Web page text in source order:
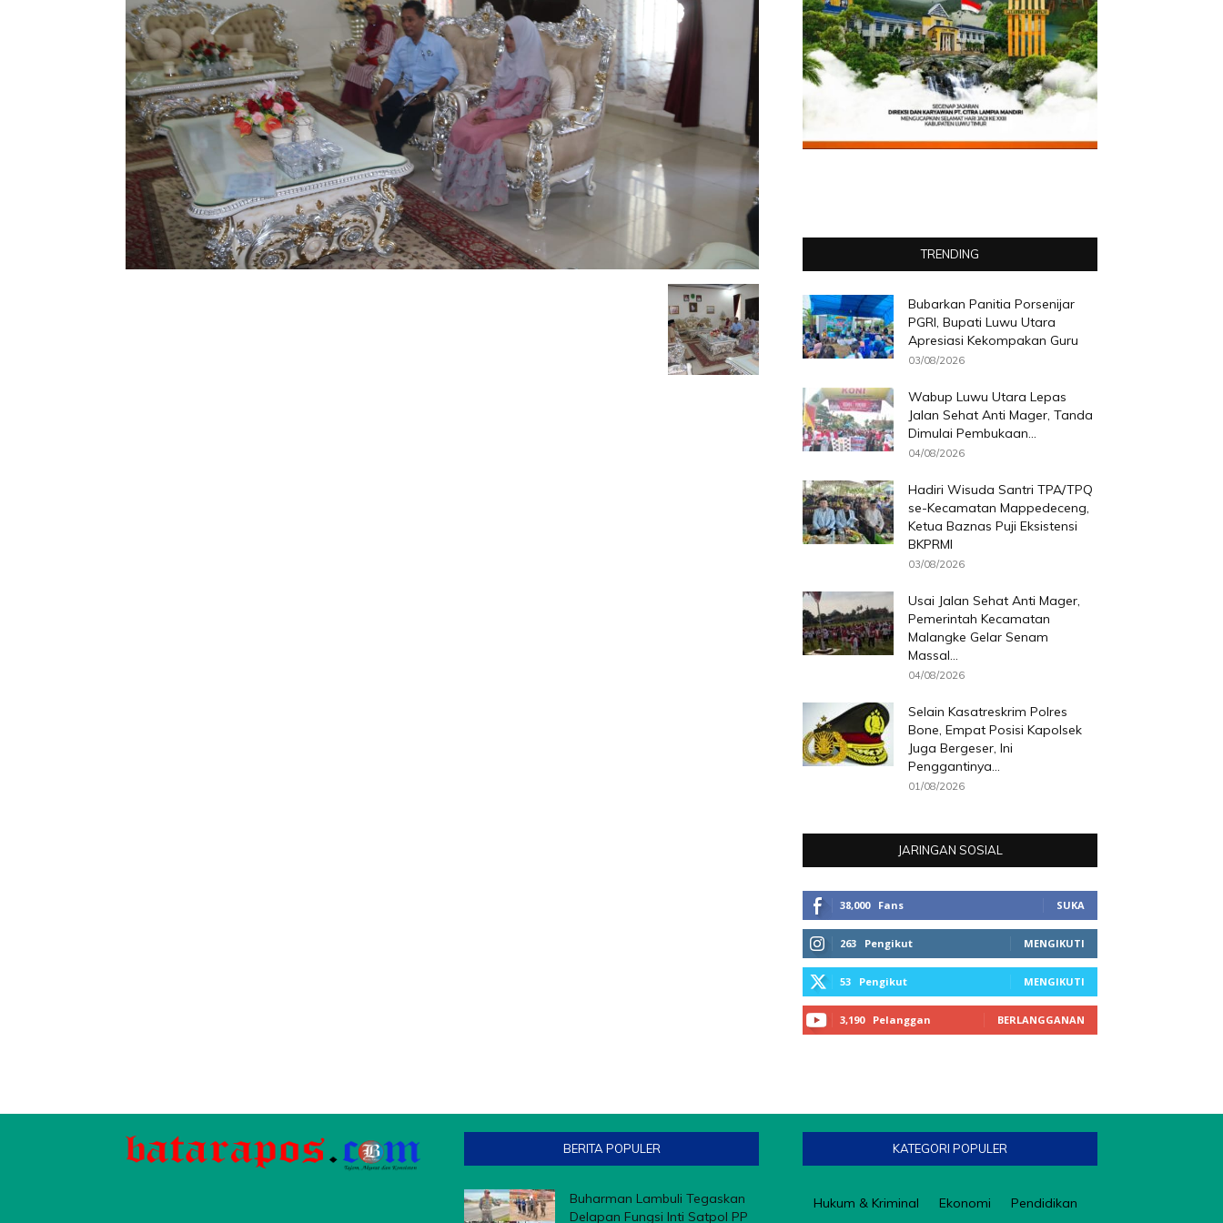
TRENDING
Bubarkan Panitia Porsenijar
PGRI, Bupati Luwu Utara
Apresiasi Kekompakan Guru
03/08/2026
Wabup Luwu Utara Lepas
Jalan Sehat Anti Mager, Tanda
Dimulai Pembukaan...
04/08/2026
Hadiri Wisuda Santri TPA/TPQ
se-Kecamatan Mappedeceng,
Ketua Baznas Puji Eksistensi
BKPRMI
03/08/2026
Usai Jalan Sehat Anti Mager,
Pemerintah Kecamatan
Malangke Gelar Senam
Massal...
04/08/2026
Selain Kasatreskrim Polres
Bone, Empat Posisi Kapolsek
Juga Bergeser, Ini
Penggantinya...
01/08/2026
JARINGAN SOSIAL
38,000 Fans SUKA
263 Pengikut MENGIKUTI
53 Pengikut MENGIKUTI
3,190 Pelanggan BERLANGGANAN
BERITA POPULER
Buharman Lambuli Tegaskan
Delapan Fungsi Inti Satpol PP
KATEGORI POPULER
Hukum & Kriminal Ekonomi
Pendidikan